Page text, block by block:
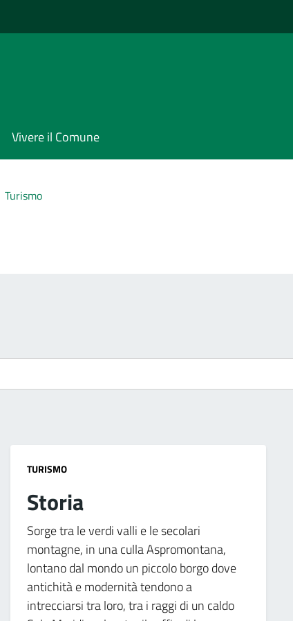
Vivere il Comune
Turismo
TURISMO
Storia
Sorge tra le verdi valli e le secolari
montagne, in una culla Aspromontana,
lontano dal mondo un piccolo borgo dove
antichità e modernità tendono a
intrecciarsi tra loro, tra i raggi di un caldo